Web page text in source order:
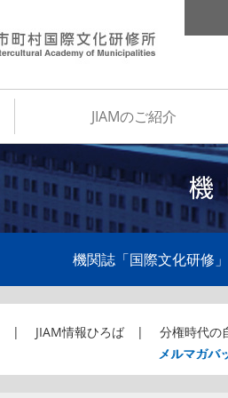
JIAMのご紹介
機関誌「国際文化研修」
JIAM情報ひろば 分権時代の
メルマガバ